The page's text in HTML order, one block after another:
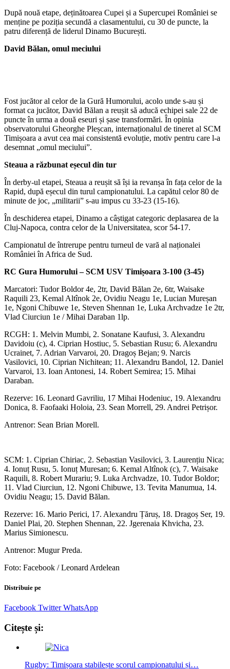
După nouă etape, deținătoarea Cupei și a Supercupei României se
menține pe poziția secundă a clasamentului, cu 30 de puncte, la
patru diferență de liderul Dinamo București.
David Bălan, omul meciului
Fost jucător al celor de la Gură Humorului, acolo unde s-au și
format ca jucător, David Bălan a reușit să aducă echipei sale 22 de
puncte în urma a două eseuri și șase transformări. În opinia
observatorului Gheorghe Pleșcan, internaționalul de tineret al SCM
Timișoara a avut cea mai consistentă evoluție, motiv pentru care l-a
desemnat „omul meciului”.
Steaua a răzbunat eșecul din tur
În derby-ul etapei, Steaua a reușit să își ia revanșa în fața celor de la
Rapid, după eșecul din turul campionatului. La capătul celor 80 de
minute de joc, „militarii” s-au impus cu 33-23 (15-16).
În deschiderea etapei, Dinamo a câștigat categoric deplasarea de la
Cluj-Napoca, contra celor de la Universitatea, scor 54-17.
Campionatul de întrerupe pentru turneul de vară al naționalei
României în Africa de Sud.
RC Gura Humorului – SCM USV Timișoara 3-100 (3-45)
Marcatori: Tudor Boldor 4e, 2tr, David Bălan 2e, 6tr, Waisake
Raquili 23, Kemal Altînok 2e, Ovidiu Neagu 1e, Lucian Mureșan
1e, Ngoni Chibuwe 1e, Steven Shennan 1e, Luka Archvadze 1e 2tr,
Vlad Ciurciun 1e / Mihai Daraban 1lp.
RCGH: 1. Melvin Mumbi, 2. Sonatane Kaufusi, 3. Alexandru
Davidoiu (c), 4. Ciprian Hostiuc, 5. Sebastian Rusu; 6. Alexandru
Ucrainet, 7. Adrian Varvaroi, 20. Dragoș Bejan; 9. Narcis
Vasilovici, 10. Ciprian Nichitean; 11. Alexandru Bandol, 12. Daniel
Varvaroi, 13. Ioan Antonesi, 14. Robert Semirea; 15. Mihai
Daraban.
Rezerve: 16. Leonard Gavriliu, 17 Mihai Hodeniuc, 19. Alexandru
Donica, 8. Faofaaki Holoia, 23. Sean Morrell, 29. Andrei Petrișor.
Antrenor: Sean Brian Morell.
SCM: 1. Ciprian Chiriac, 2. Sebastian Vasilovici, 3. Laurențiu Nica;
4. Ionuț Rusu, 5. Ionuț Muresan; 6. Kemal Altînok (c), 7. Waisake
Raquili, 8. Robert Murariu; 9. Luka Archvadze, 10. Tudor Boldor;
11. Vlad Ciurciun, 12. Ngoni Chibuwe, 13. Tevita Manumua, 14.
Ovidiu Neagu; 15. David Bălan.
Rezerve: 16. Mario Perici, 17. Alexandru Țăruș, 18. Dragoș Ser, 19.
Daniel Plai, 20. Stephen Shennan, 22. Jgerenaia Khvicha, 23.
Marius Simionescu.
Antrenor: Mugur Preda.
Foto: Facebook / Leonard Ardelean
Distribuie pe
Facebook Twitter WhatsApp
Citește și:
Rugby: Timișoara stabilește scorul campionatului și…